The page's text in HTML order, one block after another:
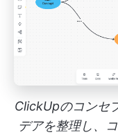
ClickUpのコンセ
デアを整理し、